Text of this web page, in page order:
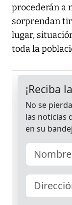
procederán a
sorprendan
lugar,
toda la